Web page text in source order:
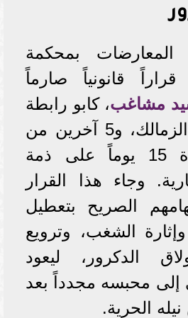
بمحكمة
قانونياً صارماً
مشاغب، كابو رابطة
مشجعي نادي الزمالك، و5 آخرين من
المتهمين، لمدة 15 يوماً على ذمة
وجاء هذا القرار
الصريح بتعطيل
الشغب، وترويع
الدكرور، ليعود
إلى محبسه مجدداً بعد
الحرية.